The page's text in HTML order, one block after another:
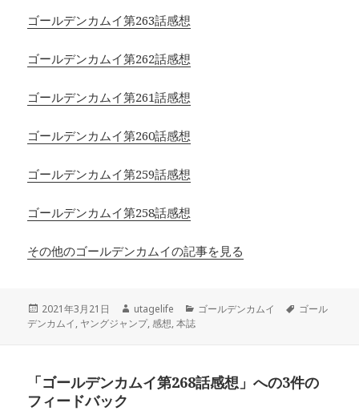
ゴールデンカムイ第263話感想
ゴールデンカムイ第262話感想
ゴールデンカムイ第261話感想
ゴールデンカムイ第260話感想
ゴールデンカムイ第259話感想
ゴールデンカムイ第258話感想
その他のゴールデンカムイの記事を見る
投
稿
2021年3月21日
作
成
utagelife
カ
ゴールデンカムイ
タ
ゴール
デンカムイ, ヤングジャンプ,感想,本誌
「ゴールデンカムイ第268話感想」への3件の
フィードバック